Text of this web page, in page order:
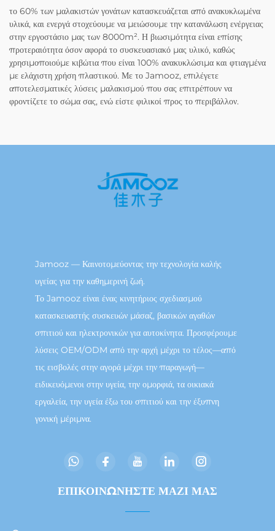
το 60% των μαλακιστών γονάτων κατασκευάζεται από ανακυκλωμένα
υλικά, και ενεργά στοχεύουμε να μειώσουμε την κατανάλωση ενέργειας
στην εργοστάσιο μας των 8000m². Η βιωσιμότητα είναι επίσης
προτεραιότητα όσον αφορά το συσκευασιακό μας υλικό, καθώς
χρησιμοποιούμε κιβώτια που είναι 100% ανακυκλώσιμα και φτιαγμένα
με ελάχιστη χρήση πλαστικού. Με το Jamooz, επιλέγετε
αποτελεσματικές λύσεις μαλακισμού που σας επιτρέπουν να
φροντίζετε το σώμα σας, ενώ είστε φιλικοί προς το περιβάλλον.
Jamooz — Καινοτομεύοντας την τεχνολογία καλής
υγείας για την καθημερινή ζωή.
Το Jamooz είναι ένας κινητήριος σχεδιασμού
κατασκευαστής συσκευών μάσαζ, βασικών αγαθών
σπιτιού και ηλεκτρονικών για αυτοκίνητα. Προσφέρουμε
λύσεις OEM/ODM από την αρχή μέχρι το τέλος—από
τις εισβολές στην αγορά μέχρι την παραγωγή—
ειδικευόμενοι στην υγεία, την ομορφιά, τα οικιακά
εργαλεία, την υγεία έξω του σπιτιού και την έξυπνη
γονική μέριμνα.
ΕΠΙΚΟΙΝΩΝΗΣΤΕ ΜΑΖΙ ΜΑΣ